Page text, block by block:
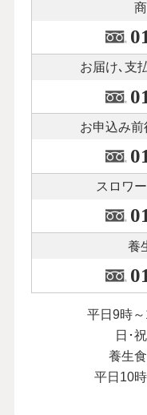
お届け､支
お申込み前
スロワ
養
平日9時
日･
養生
平日10